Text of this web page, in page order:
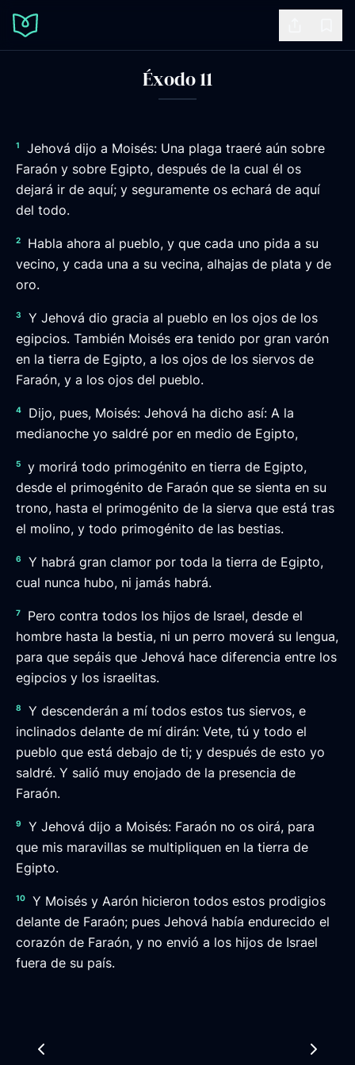
Éxodo 11
1
Jehová dijo a Moisés: Una plaga traeré aún sobre
Faraón y sobre Egipto, después de la cual él os
dejará ir de aquí; y seguramente os echará de aquí
del todo.
2
Habla ahora al pueblo, y que cada uno pida a su
vecino, y cada una a su vecina, alhajas de plata y de
oro.
3
Y Jehová dio gracia al pueblo en los ojos de los
egipcios. También Moisés era tenido por gran varón
en la tierra de Egipto, a los ojos de los siervos de
Faraón, y a los ojos del pueblo.
4
Dijo, pues, Moisés: Jehová ha dicho así: A la
medianoche yo saldré por en medio de Egipto,
5
y morirá todo primogénito en tierra de Egipto,
desde el primogénito de Faraón que se sienta en su
trono, hasta el primogénito de la sierva que está tras
el molino, y todo primogénito de las bestias.
6
Y habrá gran clamor por toda la tierra de Egipto,
cual nunca hubo, ni jamás habrá.
7
Pero contra todos los hijos de Israel, desde el
hombre hasta la bestia, ni un perro moverá su lengua,
para que sepáis que Jehová hace diferencia entre los
egipcios y los israelitas.
8
Y descenderán a mí todos estos tus siervos, e
inclinados delante de mí dirán: Vete, tú y todo el
pueblo que está debajo de ti; y después de esto yo
saldré. Y salió muy enojado de la presencia de
Faraón.
9
Y Jehová dijo a Moisés: Faraón no os oirá, para
que mis maravillas se multipliquen en la tierra de
Egipto.
10
Y Moisés y Aarón hicieron todos estos prodigios
delante de Faraón; pues Jehová había endurecido el
corazón de Faraón, y no envió a los hijos de Israel
fuera de su país.